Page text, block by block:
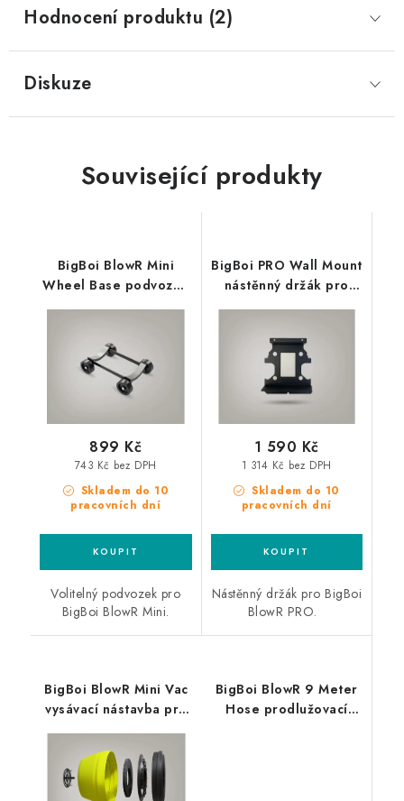
Hodnocení produktu (2)
Diskuze
Související produkty
BigBoi BlowR Mini
Wheel Base podvozek
pro BlowR Mini
Skladem do 10
pracovních dní
743 Kč bez DPH
899 Kč
Volitelný podvozek pro
BigBoi BlowR Mini.
BigBoi PRO Wall Mount
nástěnný držák pro
BlowR PRO a PRO+
Skladem do 10
pracovních dní
1 314 Kč bez DPH
1 590 Kč
Nástěnný držák pro BigBoi
BlowR PRO.
BigBoi BlowR Mini Vac
vysávací nástavba pro
BigBoi BlowR 9 Meter
Hose prodlužovací